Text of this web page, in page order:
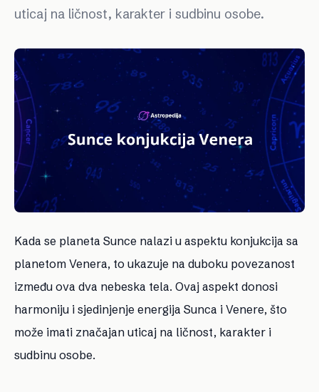
uticaj na ličnost, karakter i sudbinu osobe.
Kada se planeta Sunce nalazi u aspektu konjukcija sa
planetom Venera, to ukazuje na duboku povezanost
između ova dva nebeska tela. Ovaj aspekt donosi
harmoniju i sjedinjenje energija Sunca i Venere, što
može imati značajan uticaj na ličnost, karakter i
sudbinu osobe.